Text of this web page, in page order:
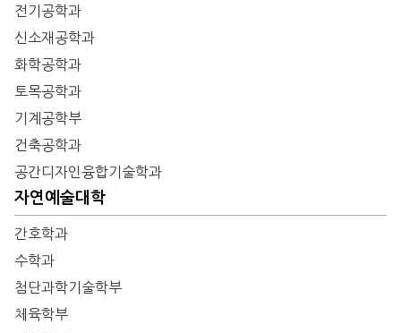
전기공학과
신소재공학과
화학공학과
토목공학과
기계공학부
건축공학과
공간디자인융합기술학과
자연예술대학
간호학과
수학과
첨단과학기술학부
체육학부